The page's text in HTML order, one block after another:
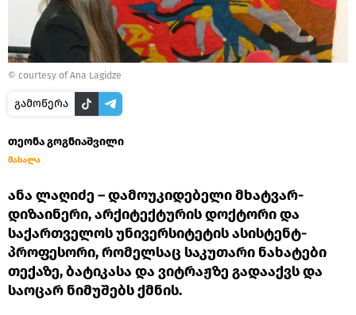
© courtesy of Ana Lagidze
გამოწერა
თეონა გოგნიაშვილი
მასალა
ანა ლაღიძე – დამოუკიდებელი მხატვარ-
დიზაინერი, არქიტექტურის დოქტორი და
საქართველოს უნივერსიტეტის ასისტენტ-
პროფესორი, რომელსაც საკუთარი ნახატები
თექაზე, ბატიკასა და ვიტრაჟზე გადააქვს და
საოცარ ნიმუშებს ქმნის.